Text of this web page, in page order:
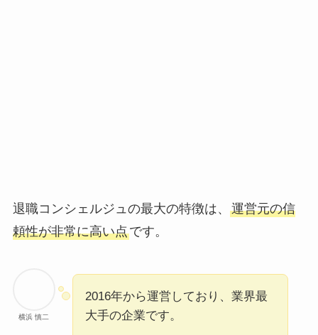
退職コンシェルジュの最大の特徴は、 運営元の信
頼性が非常に高い点です。
横浜 慎二
2016年から運営しており、業界最
大手の企業です。